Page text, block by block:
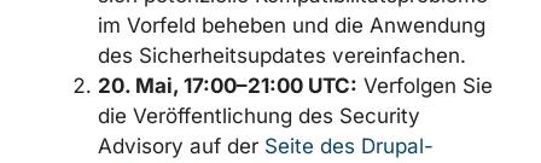
im Vorfeld beheben und die Anwendung
des Sicherheitsupdates vereinfachen.
20. Mai, 17:00–21:00 UTC: Verfolgen Sie
die Veröffentlichung des Security
Advisory auf der Seite des Drupal-